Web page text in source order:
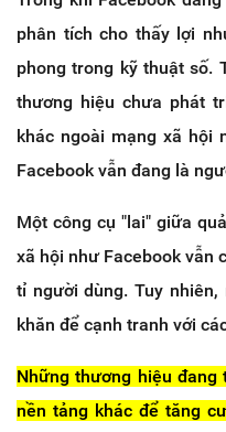
phân tích cho thấy lợi
phong trong kỹ thuật số.
thương hiệu chưa phát
khác ngoài mạng xã hội
Facebook vẫn đang là
Một công cụ "lai" giữa
xã hội như Facebook vẫn
tỉ người dùng. Tuy
khăn để cạnh tranh với
Những thương hiệu
nền tảng khác để tăng